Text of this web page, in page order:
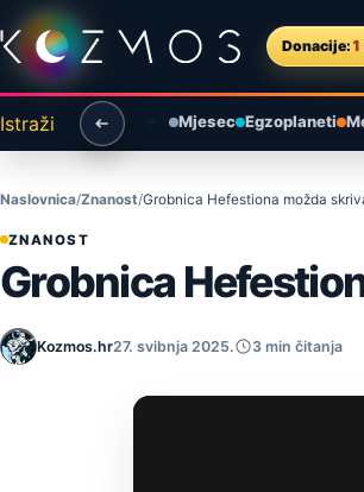
Preskoči na sadržaj
Donacije:
Istraži Mjesec Egzoplaneti
Naslovnica Znanost Grobnica Hefestiona možda
ZNANOST
Grobnica
Kozmos.hr27. svibnja 2025. 3 min čitanja